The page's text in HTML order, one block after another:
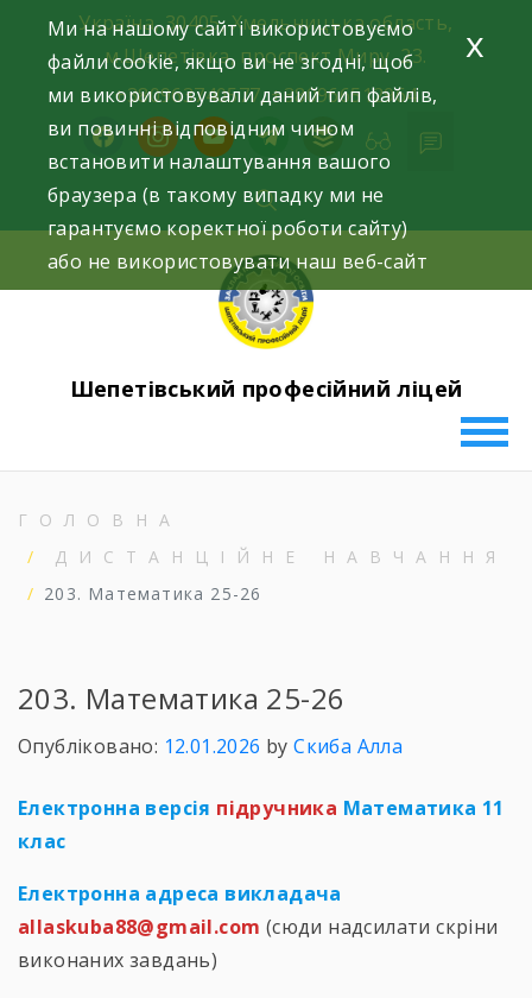
content
Україна, 30405, Хмельницька область,
м.Шепетівка, проспект Миру, 23.
+380963740577, +380966512964
facebookinstagramyoutubetelegram
buffer
Шепетівський професійний ліцей
ГОЛОВНА
ДИСТАНЦІЙНЕ НАВЧАННЯ
203. Математика 25-26
203. Математика 25-26
Опубліковано: 12.01.2026 byСкиба Алла
Електронна версія підручника Математика 11
клас
Електронна адреса викладача
allaskuba88@gmail.com (сюди надсилати скріни
виконаних завдань)
Ми на нашому сайті використовуємо
файли cookie, якщо ви не згодні, щоб
ми використовували даний тип файлів,
ви повинні відповідним чином
встановити налаштування вашого
браузера (в такому випадку ми не
гарантуємо коректної роботи сайту)
або не використовувати наш веб-сайт
x